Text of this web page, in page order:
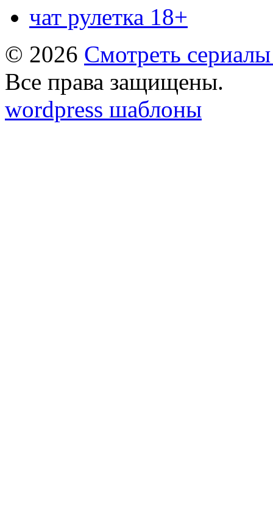
чат рулетка 18+
© 2026 Смотреть
Все права защищены.
wordpress шаблоны